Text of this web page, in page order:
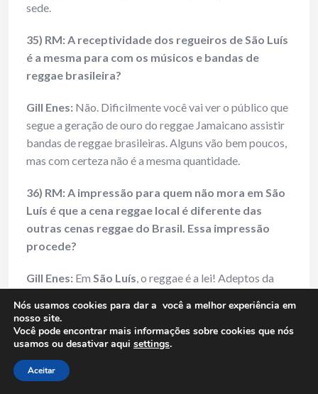
sede.
35) RM: A receptividade dos regueiros de São Luís
é a mesma para com os músicos e bandas de
reggae brasileira?
Gill Enes: Não. Dificilmente você vai ver o público que
segue a geração de ouro do reggae Jamaicano assistir
bandas de reggae brasileiras. Alguns vão bem poucos,
mas com certeza não é a mesma quantidade.
36) RM: A impressão para quem não mora em São
Luís é que a cena reggae local é diferente das
outras cenas reggae do Brasil. Essa impressão
procede?
Gill Enes: Em São Luís, o reggae é a lei! Adeptos da
Amamos a música reggae, digo com firmeza que aqui o
reggae jamais morrerá!
37) RM: Qual a relação pessoal e profissional de
vocês com os membros da banda Tribo de Jah?
Nós usamos cookies para dar a você a melhor experiência em
nosso site.
Você pode encontrar mais informações sobre cookies que nós
usamos ou desativar aqui settings.
Aceitar